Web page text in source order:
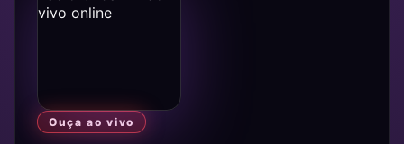
Ouça ao vivo